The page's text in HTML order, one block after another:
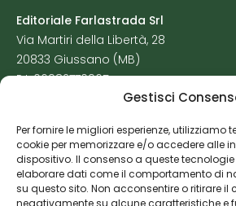
Gestisci
Per fornire le migliori esperienze, utilizziamo
cookie per memorizzare e/o accedere alle
dispositivo. Il consenso a queste
elaborare dati come il comportamento di
su questo sito. Non acconsentire o ritirare il
negativamente su alcune caratteristiche e
Editoriale Farlastrada Srl
Via Martiri della Libertà, 28
20833 Giussano (MB)
P.I. 06982770965
Cookie Policy
Risorse Aggiuntive